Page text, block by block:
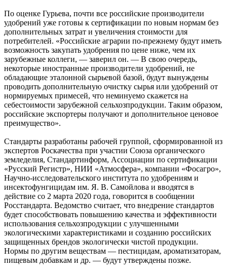
По оценке Гурьева, почти все российские производители
удобрений уже готовы к сертификации по новым нормам без
дополнительных затрат и увеличения стоимости для
потребителей. «Российские аграрии по-прежнему будут иметь
возможность закупать удобрения по цене ниже, чем их
зарубежные коллеги, — заверил он. — В свою очередь,
некоторые иностранные производители удобрений, не
обладающие эталонной сырьевой базой, будут вынуждены
проводить дополнительную очистку сырья или удобрений от
нормируемых примесей, что неминуемо скажется на
себестоимости зарубежной сельхозпродукции. Таким образом,
российские экспортеры получают и дополнительное ценовое
преимущество».
Стандарты разработаны рабочей группой, сформированной из
экспертов Роскачества при участии Союза органического
земледелия, Стандартинформ, Ассоциации по сертификации
«Русский Регистр», НИИ «Атмосфера», компании «Фосагро»,
Научно-исследовательского института по удобрениям и
инсектофунгицидам им. Я. В. Самойлова и вводятся в
действие со 2 марта 2020 года, говорится в сообщении
Росстандарта. Ведомство считает, что внедрение стандартов
будет способствовать повышению качества и эффективности
использования сельхозпродукции с улучшенными
экологическими характеристиками и созданию российских
защищенных брендов экологически чистой продукции.
Нормы по другим веществам — пестицидам, ароматизаторам,
пищевым добавкам и др. — будут утверждены позже.